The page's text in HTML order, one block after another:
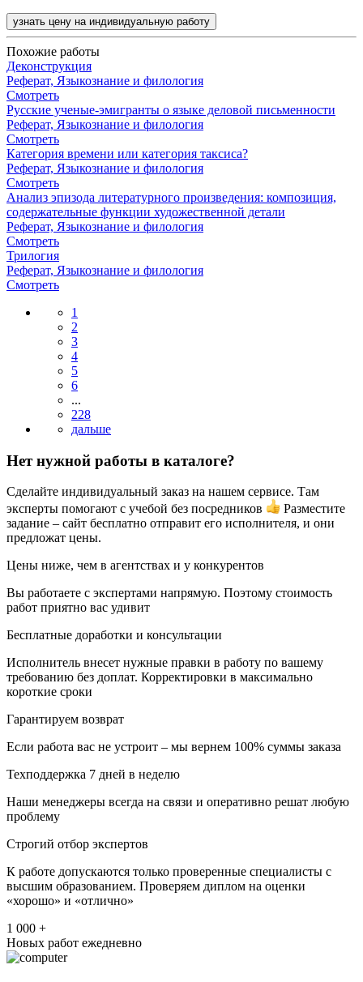
узнать цену на индивидуальную работу
Похожие работы
Деконструкция
Реферат, Языкознание и филология
Смотреть
Русские ученые-эмигранты о языке деловой письменности
Реферат, Языкознание и филология
Смотреть
Категория времени или категория таксиса?
Реферат, Языкознание и филология
Смотреть
Анализ эпизода литературного произведения: композиция,
содержательные функции художественной детали
Реферат, Языкознание и филология
Смотреть
Трилогия
Реферат, Языкознание и филология
Смотреть
1
2
3
4
5
6
...
228
Нет нужной работы в каталоге?
Сделайте индивидуальный заказ на нашем сервисе. Там
эксперты помогают с учебой без посредников
Разместите
задание – сайт бесплатно отправит его исполнителя, и они
предложат цены.
Цены ниже, чем в агентствах и у конкурентов
Вы работаете с экспертами напрямую. Поэтому стоимость
работ приятно вас удивит
Бесплатные доработки и консультации
Исполнитель внесет нужные правки в работу по вашему
требованию без доплат. Корректировки в максимально
короткие сроки
Гарантируем возврат
Если работа вас не устроит – мы вернем 100% суммы заказа
Техподдержка 7 дней в неделю
Наши менеджеры всегда на связи и оперативно решат любую
проблему
Строгий отбор экспертов
К работе допускаются только проверенные специалисты с
высшим образованием. Проверяем диплом на оценки
«хорошо» и «отлично»
1 000 +
Новых работ ежедневно